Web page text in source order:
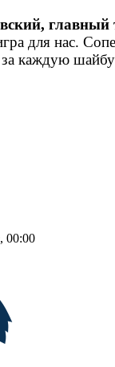
для нас.
каждую
00:00